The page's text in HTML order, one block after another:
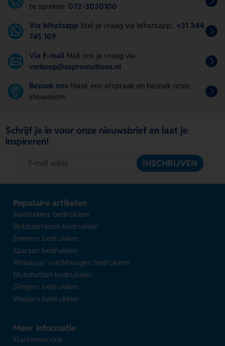
te spreken 072-3030100
Via Whatsapp Stel je vraag via Whatsapp. +31 344
745 109
Via E-mail Mail ons je vraag via
verkoop@aspromotions.nl
Bezoek ons Maak een afspraak en bezoek onze
showroom.
Schrijf je in voor onze nieuwsbrief en laat je
inspireren!
INSCHRIJVEN
Populaire artikelen
Aanstekers bedrukken
Dobbelstenen bedrukken
Emmers bedrukken
Kaarsen bedrukken
Miniatuur vrachtwagen bedrukken
Muismatten bedrukken
Slingers bedrukken
Waaiers bedrukken
Meer informatie
Klantenservice